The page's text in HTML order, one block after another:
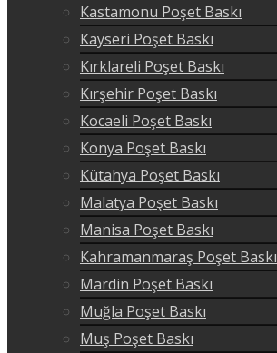
Kastamonu Poşet Baskı
Kayseri Poşet Baskı
Kırklareli Poşet Baskı
Kırşehir Poşet Baskı
Kocaeli Poşet Baskı
Konya Poşet Baskı
Kütahya Poşet Baskı
Malatya Poşet Baskı
Manisa Poşet Baskı
Kahramanmaraş Poşet Baskı
Mardin Poşet Baskı
Muğla Poşet Baskı
Muş Poşet Baskı